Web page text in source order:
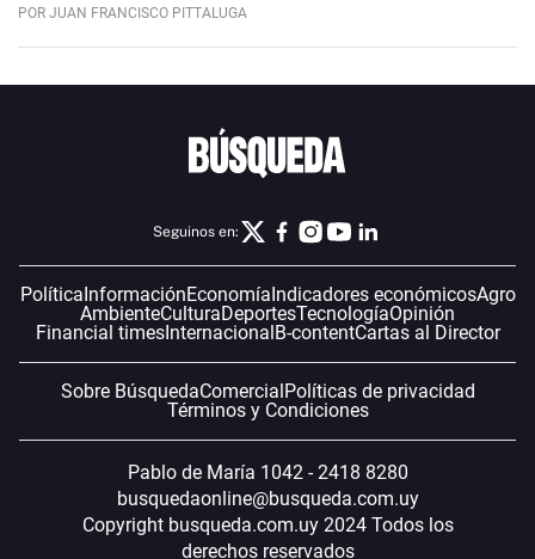
POR JUAN FRANCISCO PITTALUGA
Seguinos en:
PolíticaInformaciónEconomíaIndicadores económicosAgro
AmbienteCulturaDeportesTecnologíaOpinión
Financial timesInternacionalB-contentCartas al Director
Sobre BúsquedaComercialPolíticas de privacidad
Términos y Condiciones
Pablo de María 1042 - 2418 8280
busquedaonline@busqueda.com.uy
Copyright busqueda.com.uy 2024 Todos los
derechos reservados